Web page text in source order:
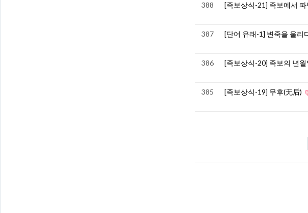
388 [족보상식-21] 족보에서 파
387 [단어 유래-1] 변죽을 울리
386 [족보상식-20] 족보의 년월
385 [족보상식-19] 무후(无后)